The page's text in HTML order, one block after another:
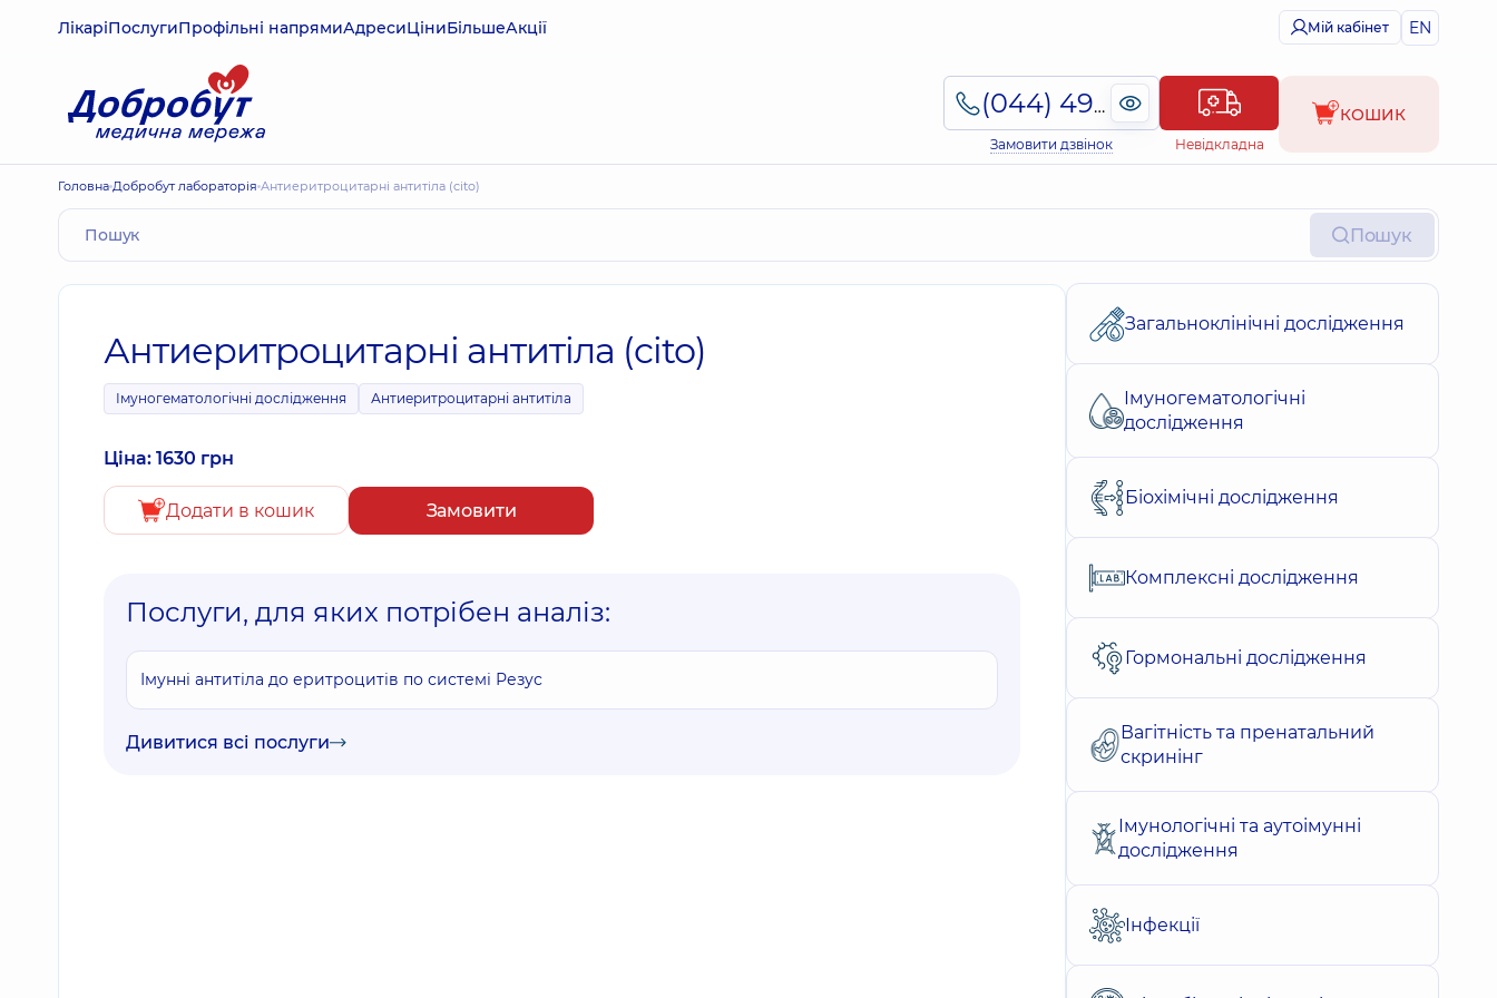
ЛікаріПослугиПрофільні напрямиАдресиЦіниБільшеАкції Мій кабінет EN
(044) 495-2-888
Замовити дзвінок Невідкладна
КОШИК
Головна Добробут лабораторія Антиеритроцитарні антитіла (cito)
Пошук
Антиеритроцитарні антитіла (cito)
Імуногематологічні дослідження Антиеритроцитарні антитіла
Ціна: 1630 грн
Додати в кошик Замовити
Послуги, для яких потрібен аналіз:
Імунні антитіла до еритроцитів по системі Резус
Дивитися всі послуги
Загальноклінічні дослідження
Імуногематологічні
дослідження
Біохімічні дослідження
Комплексні дослідження
Гормональні дослідження
Вагітність та пренатальний
скринінг
Імунологічні та аутоімунні
дослідження
Інфекції